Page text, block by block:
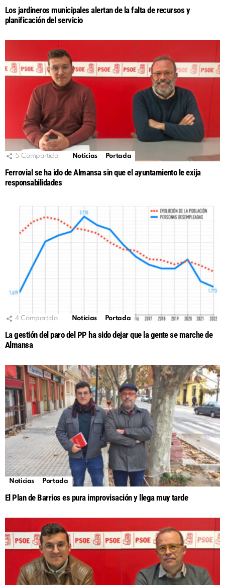
Los jardineros municipales alertan de la falta de recursos y
planificación del servicio
5 Compartido Noticias Portada
Ferrovial se ha ido de Almansa sin que el ayuntamiento le exija
responsabilidades
4 Compartido Noticias Portada
La gestión del paro del PP ha sido dejar que la gente se marche de
Almansa
Noticias Portada
El Plan de Barrios es pura improvisación y llega muy tarde